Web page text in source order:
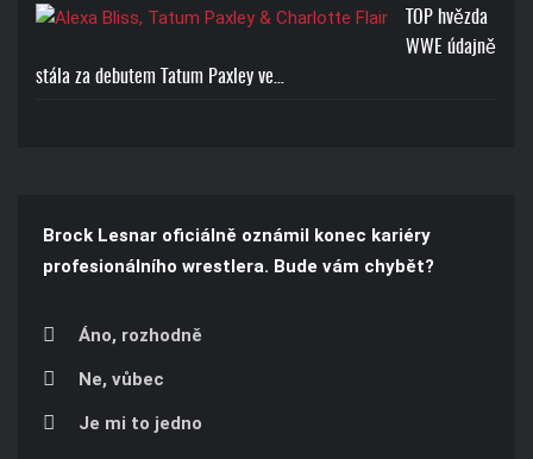
TOP hvězda
WWE údajně
stála za debutem Tatum Paxley ve…
Brock Lesnar oficiálně oznámil konec kariéry
profesionálního wrestlera. Bude vám chybět?
Áno, rozhodně
Ne, vůbec
Je mi to jedno